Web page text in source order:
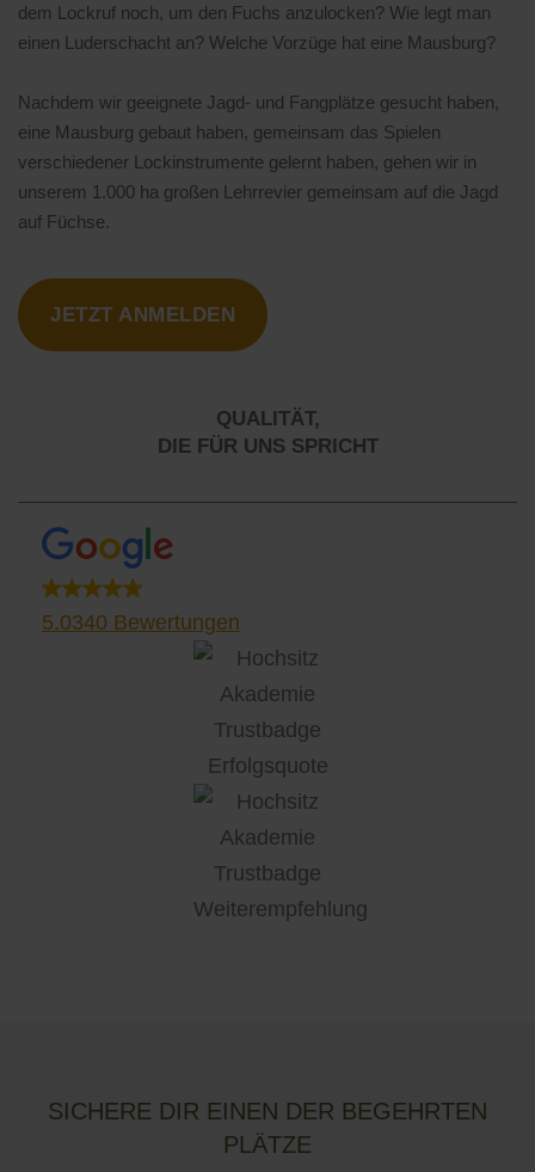
dem Lockruf noch, um den Fuchs anzulocken? Wie legt man
einen Luderschacht an? Welche Vorzüge hat eine Mausburg?
Nachdem wir geeignete Jagd- und Fangplätze gesucht haben,
eine Mausburg gebaut haben, gemeinsam das Spielen
verschiedener Lockinstrumente gelernt haben, gehen wir in
unserem 1.000 ha großen Lehrrevier gemeinsam auf die Jagd
auf Füchse.
JETZT ANMELDEN
QUALITÄT,
DIE FÜR UNS SPRICHT
5.0340 Bewertungen
SICHERE DIR EINEN DER BEGEHRTEN
PLÄTZE